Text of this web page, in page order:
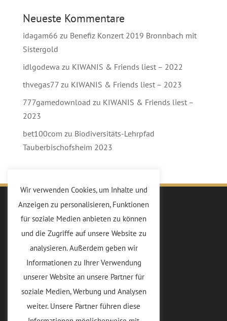
Neueste Kommentare
idagam66 zu Benefiz Konzert 2019 Bronnbach mit
Sistergold
idlgodewa zu KIWANIS & Friends liest – 2022
thvegas77zu KIWANIS & Friends liest – 2023
777gamedownload zu KIWANIS & Friends liest –
2023
bet100com zu Biodiversitäts-Lehrpfad
Tauberbischofsheim 2023
Kiwanis
Mitglieder
Sponsoren
Club
Termine
Wir verwenden Cookies, um Inhalte und
Anzeigen zu personalisieren, Funktionen
für soziale Medien anbieten zu können
und die Zugriffe auf unsere Website zu
analysieren. Außerdem geben wir
Informationen zu Ihrer Verwendung
unserer Website an unsere Partner für
soziale Medien, Werbung und Analysen
weiter. Unsere Partner führen diese